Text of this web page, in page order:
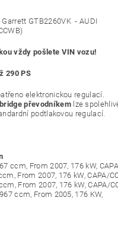
GTB2260VK - AUDI
vždy pošlete VIN vozu!
290 PS
elektronickou regulací.
převodníkem lze
podtlakovou regulací.
ccm, From 2007, 176 kW,
From 2007, 176 kW, CAPA/
From 2007, 176 kW, CAPA/
ccm, From 2005, 176 KW,